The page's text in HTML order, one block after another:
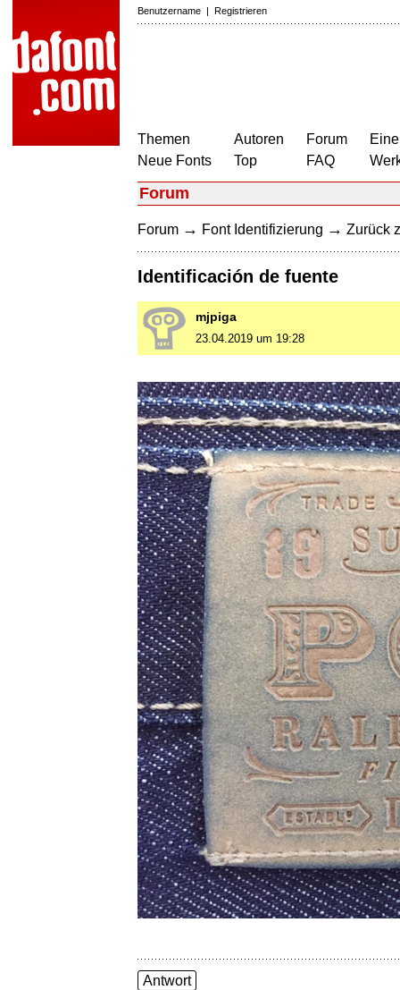
Benutzername | Registrieren
Themen
Neue Fonts
Autoren
Top
Forum
FAQ
Forum
Forum → Font Identifizierung → Zurück
Identificación de fuente
mjpiga
23.04.2019 um 19:28
Antwort